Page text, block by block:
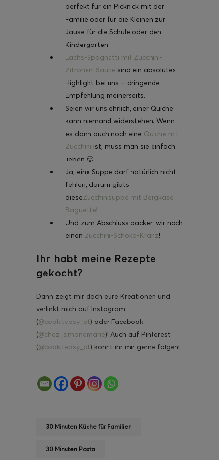
perfekt für ein Picknick mit der
Familie oder für die Kleinen zur
Jause für die Schule oder den
Kindergarten
Lachs-Spaghetti mit Zucchini-
Zitronen-Sauce sind ein absolutes
Highlight bei uns – dringende
Empfehlung meinerseits.
Seien wir uns ehrlich, einer Quiche
kann niemand widerstehen. Wenn
es dann auch noch eine Quiche mit
Zucchini ist, muss man sie einfach
lieben 🙂
Ja, eine Suppe darf natürlich nicht
fehlen, darum gibts
dieseZucchinisuppe mit Bergkäse
Baguette!
Und zum Abschluss backen wir noch
einen Zucchini-Schoko-Kranz!
Ihr habt meine Rezepte
gekocht?
Dann zeigt mir doch eure Kreationen und
verlinkt mich auf Instagram
(@cookiteasy_at) oder Facebook
(@chez_simonemarie)! Auch auf Pinterest
(@cookiteasy_at) könnt ihr mir gerne folgen!
30 Minuten Küche für Familien
30 Minuten Pasta